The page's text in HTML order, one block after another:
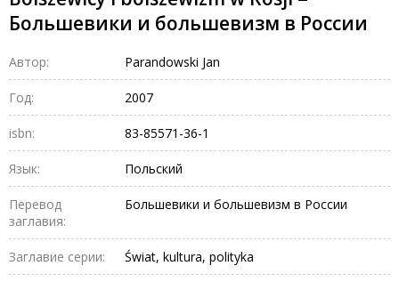
Большевики и большевизм в России
Автор: Parandowski Jan
Год: 2007
isbn: 83-85571-36-1
Язык: Польский
Перевод
заглавия:
Большевики и большевизм в России
Заглавие серии: Świat, kultura, polityka